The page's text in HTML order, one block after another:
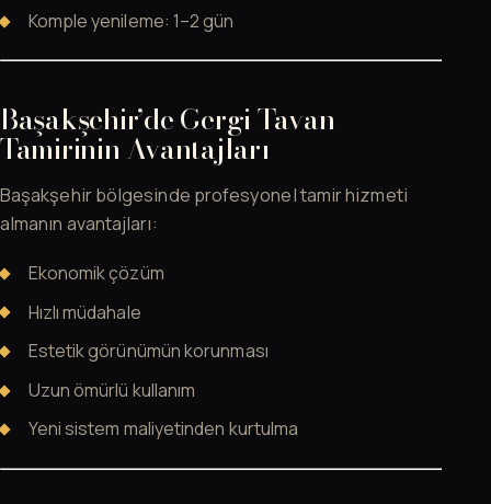
Komple yenileme: 1–2 gün
Başakşehir’de Gergi Tavan
Tamirinin Avantajları
Başakşehir bölgesinde profesyonel tamir hizmeti
almanın avantajları:
Ekonomik çözüm
Hızlı müdahale
Estetik görünümün korunması
Uzun ömürlü kullanım
Yeni sistem maliyetinden kurtulma